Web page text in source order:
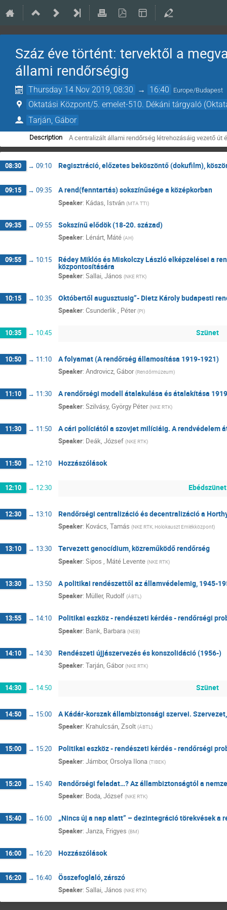
Száz éve történt: tervektől a
állami rendőrségig
Thursday 14 Nov 2019, 08:30 → 16:40 Europe/Budapest
Oktatási Központ/5. emelet-510. Dékáni tárgyaló
Tarján, Gábor
Description A centralizált állami rendőrség létrehozásáig vezető út
08:30 → 09:10 Regisztráció, előzetes beköszöntő (dokufilm),
09:15 → 09:35 A rend(fenntartás) sokszínűsége a középkorban
Speaker: Kádas, István (MTA TTI)
09:35 → 09:55 Sokszínű elődök (18-20. század)
Speaker: Lénárt, Máté (AH)
09:55 → 10:15 Rédey Miklós és Miskolczy László elképzelései a
központosítására
Speaker: Sallai, János (NKE RTK)
10:15 → 10:35 Októbertől augusztusig”- Dietz Károly budapesti
Speaker: Csunderlik , Péter (PI)
10:35 → 10:45 Szünet
10:50 → 11:10 A folyamat (A rendőrség államosítása 1919-1921)
Speaker: Androvicz, Gábor (Rendőrmúzeum)
11:10 → 11:30 A rendőrségi modell átalakulása és átalakítása
Speaker: Szilvásy, György Péter (NKE RTK)
11:30 → 11:50 A cári políciától a szovjet milíciáig. A rendvédelem
Speaker: Deák, József (NKE RTK)
11:50 → 12:10 Hozzászólások
12:10 → 12:30 Ebédszünet
12:30 → 13:10 Rendőrségi centralizáció és decentralizáció a
Speaker: Kovács, Tamás (NKE RTK, Holokauszt Emlékközpont)
13:10 → 13:30 Tervezett genocídium, közreműködő rendőrség
Speaker: Sipos , Máté Levente (NKE RTK)
13:30 → 13:50 A politikai rendészettől az államvédelemig, 1945-
Speaker: Müller, Rudolf (ÁBTL)
13:55 → 14:10 Politikai eszköz - rendészeti kérdés - rendőrségi
Speaker: Bank, Barbara (NEB)
14:10 → 14:30 Rendészeti újjászervezés és konszolidáció (1956-)
Speaker: Tarján, Gábor (NKE RTK)
14:30 → 14:50 Szünet
14:50 → 15:00 A Kádár-korszak állambiztonsági szervei.
Speaker: Krahulcsán, Zsolt (ÁBTL)
15:00 → 15:20 Politikai eszköz - rendészeti kérdés - rendőrségi
Speaker: Jámbor, Orsolya Ilona (TIBEK)
15:20 → 15:40 Rendőrségi feladat…? Az állambiztonságtól a
Speaker: Boda, József (NKE RTK)
15:40 → 16:00 „Nincs új a nap alatt” – dezintegráció törekvések a
Speaker: Janza, Frigyes (BM)
16:00 → 16:20 Hozzászólások
16:20 → 16:40 Összefoglaló, zárszó
Speaker: Sallai, János (NKE RTK)